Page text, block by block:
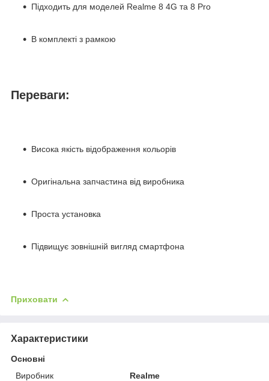
Підходить для моделей Realme 8 4G та 8 Pro
В комплекті з рамкою
Переваги:
Висока якість відображення кольорів
Оригінальна запчастина від виробника
Проста установка
Підвищує зовнішній вигляд смартфона
Приховати
Характеристики
Основні
Виробник
Realme